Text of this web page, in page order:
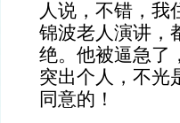
人说，不错，我
锦波老人演讲，
绝。他被逼急了
突出个人，不光
同意的！